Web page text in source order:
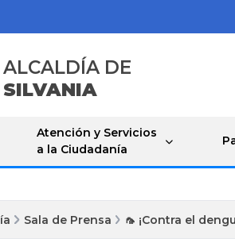
ALCALDÍA DE
SILVANIA
Atención y Servicios
a la Ciudadanía
Sala de Prensa 🦟 ¡Contra el